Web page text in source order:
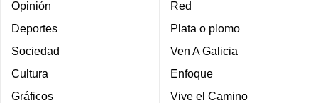
Opinión
Deportes
Sociedad
Cultura
Gráficos
Red
Plata o plomo
Ven A Galicia
Enfoque
Vive el Camino